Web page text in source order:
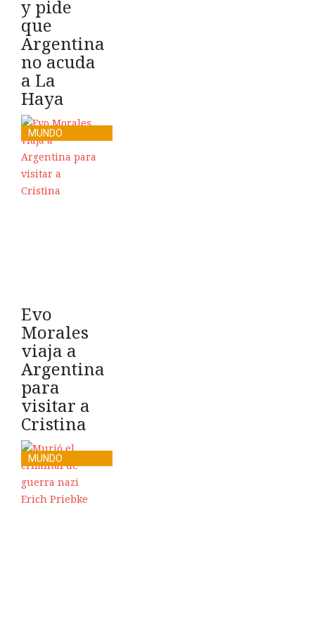
y pide
que
Argentina
no acuda
a La
Haya
Evo
Morales
viaja a
Argentina
para
visitar a
Cristina
MUNDO
MUNDO